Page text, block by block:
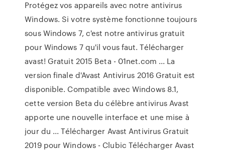
Protégez vos appareils avec notre antivirus
Windows. Si votre système fonctionne toujours
sous Windows 7, c'est notre antivirus gratuit
pour Windows 7 qu'il vous faut. Télécharger
avast! Gratuit 2015 Beta - 01net.com ... La
version finale d'Avast Antivirus 2016 Gratuit est
disponible. Compatible avec Windows 8.1,
cette version Beta du célèbre antivirus Avast
apporte une nouvelle interface et une mise à
jour du ... Télécharger Avast Antivirus Gratuit
2019 pour Windows - Clubic Télécharger Avast